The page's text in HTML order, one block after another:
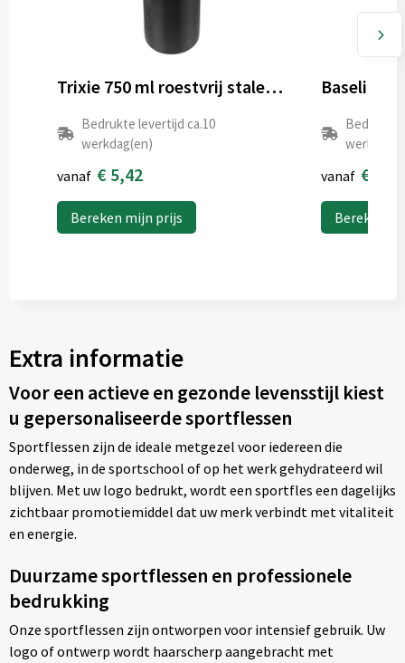
Trixie 750 ml roestvrij stalen sportfles
Bedrukte levertijd ca.10
werkdag(en)
vanaf € 5,42
Bereken mijn prijs
Bedrukte
vanaf €
Bereken
Extra informatie
Voor een actieve en gezonde levensstijl kiest
u gepersonaliseerde sportflessen
Sportflessen zijn de ideale metgezel voor iedereen die
onderweg, in de sportschool of op het werk gehydrateerd wil
blijven. Met uw logo bedrukt, wordt een sportfles een dagelijks
zichtbaar promotiemiddel dat uw merk verbindt met vitaliteit
en energie.
Duurzame sportflessen en professionele
bedrukking
Onze sportflessen zijn ontworpen voor intensief gebruik. Uw
logo of ontwerp wordt haarscherp aangebracht met